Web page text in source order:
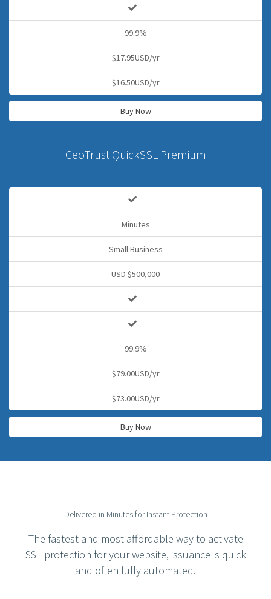
99.9%
$17.95USD/yr
$16.50USD/yr
Buy Now
GeoTrust QuickSSL Premium
Minutes
Small Business
USD $500,000
99.9%
$79.00USD/yr
$73.00USD/yr
Buy Now
Delivered in Minutes for Instant Protection
The fastest and most affordable way to activate
SSL protection for your website, issuance is quick
and often fully automated.